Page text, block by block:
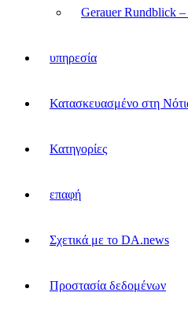
Gerauer Rundblick –
υπηρεσία
Κατασκευασμένο στη
Κατηγορίες
επαφή
Σχετικά με το DA.news
Προστασία δεδομένων